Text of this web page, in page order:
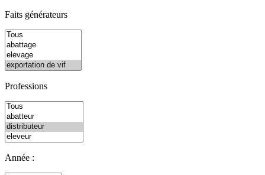
Faits générateurs
Professions
Année :